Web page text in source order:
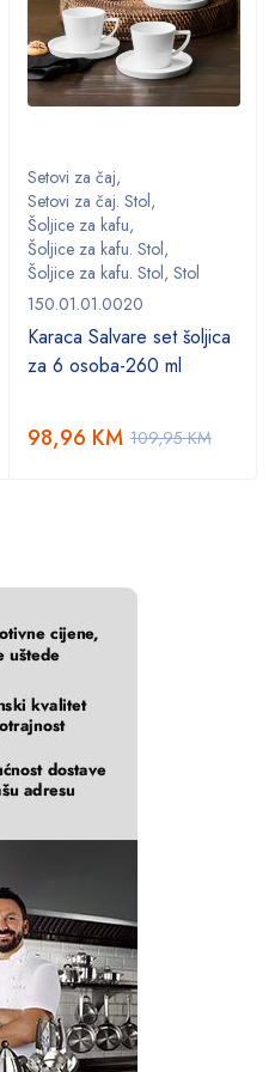
Setovi za čaj,
Setovi za čaj. Stol,
Šoljice za kafu,
Šoljice za kafu. Stol,
Šoljice za kafu. Stol, Stol
150.01.01.0020
Karaca Salvare set šoljica
za 6 osoba-260 ml
109,95KM
98,96 KM